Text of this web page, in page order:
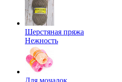
Шерстяная пряжа
Нежность
Для мочалок